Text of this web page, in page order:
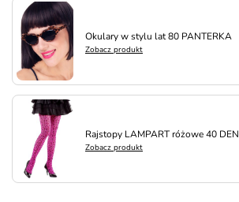
Okulary w stylu lat 80 PANTERKA
Zobacz produkt
Rajstopy LAMPART różowe 40 DEN
Zobacz produkt